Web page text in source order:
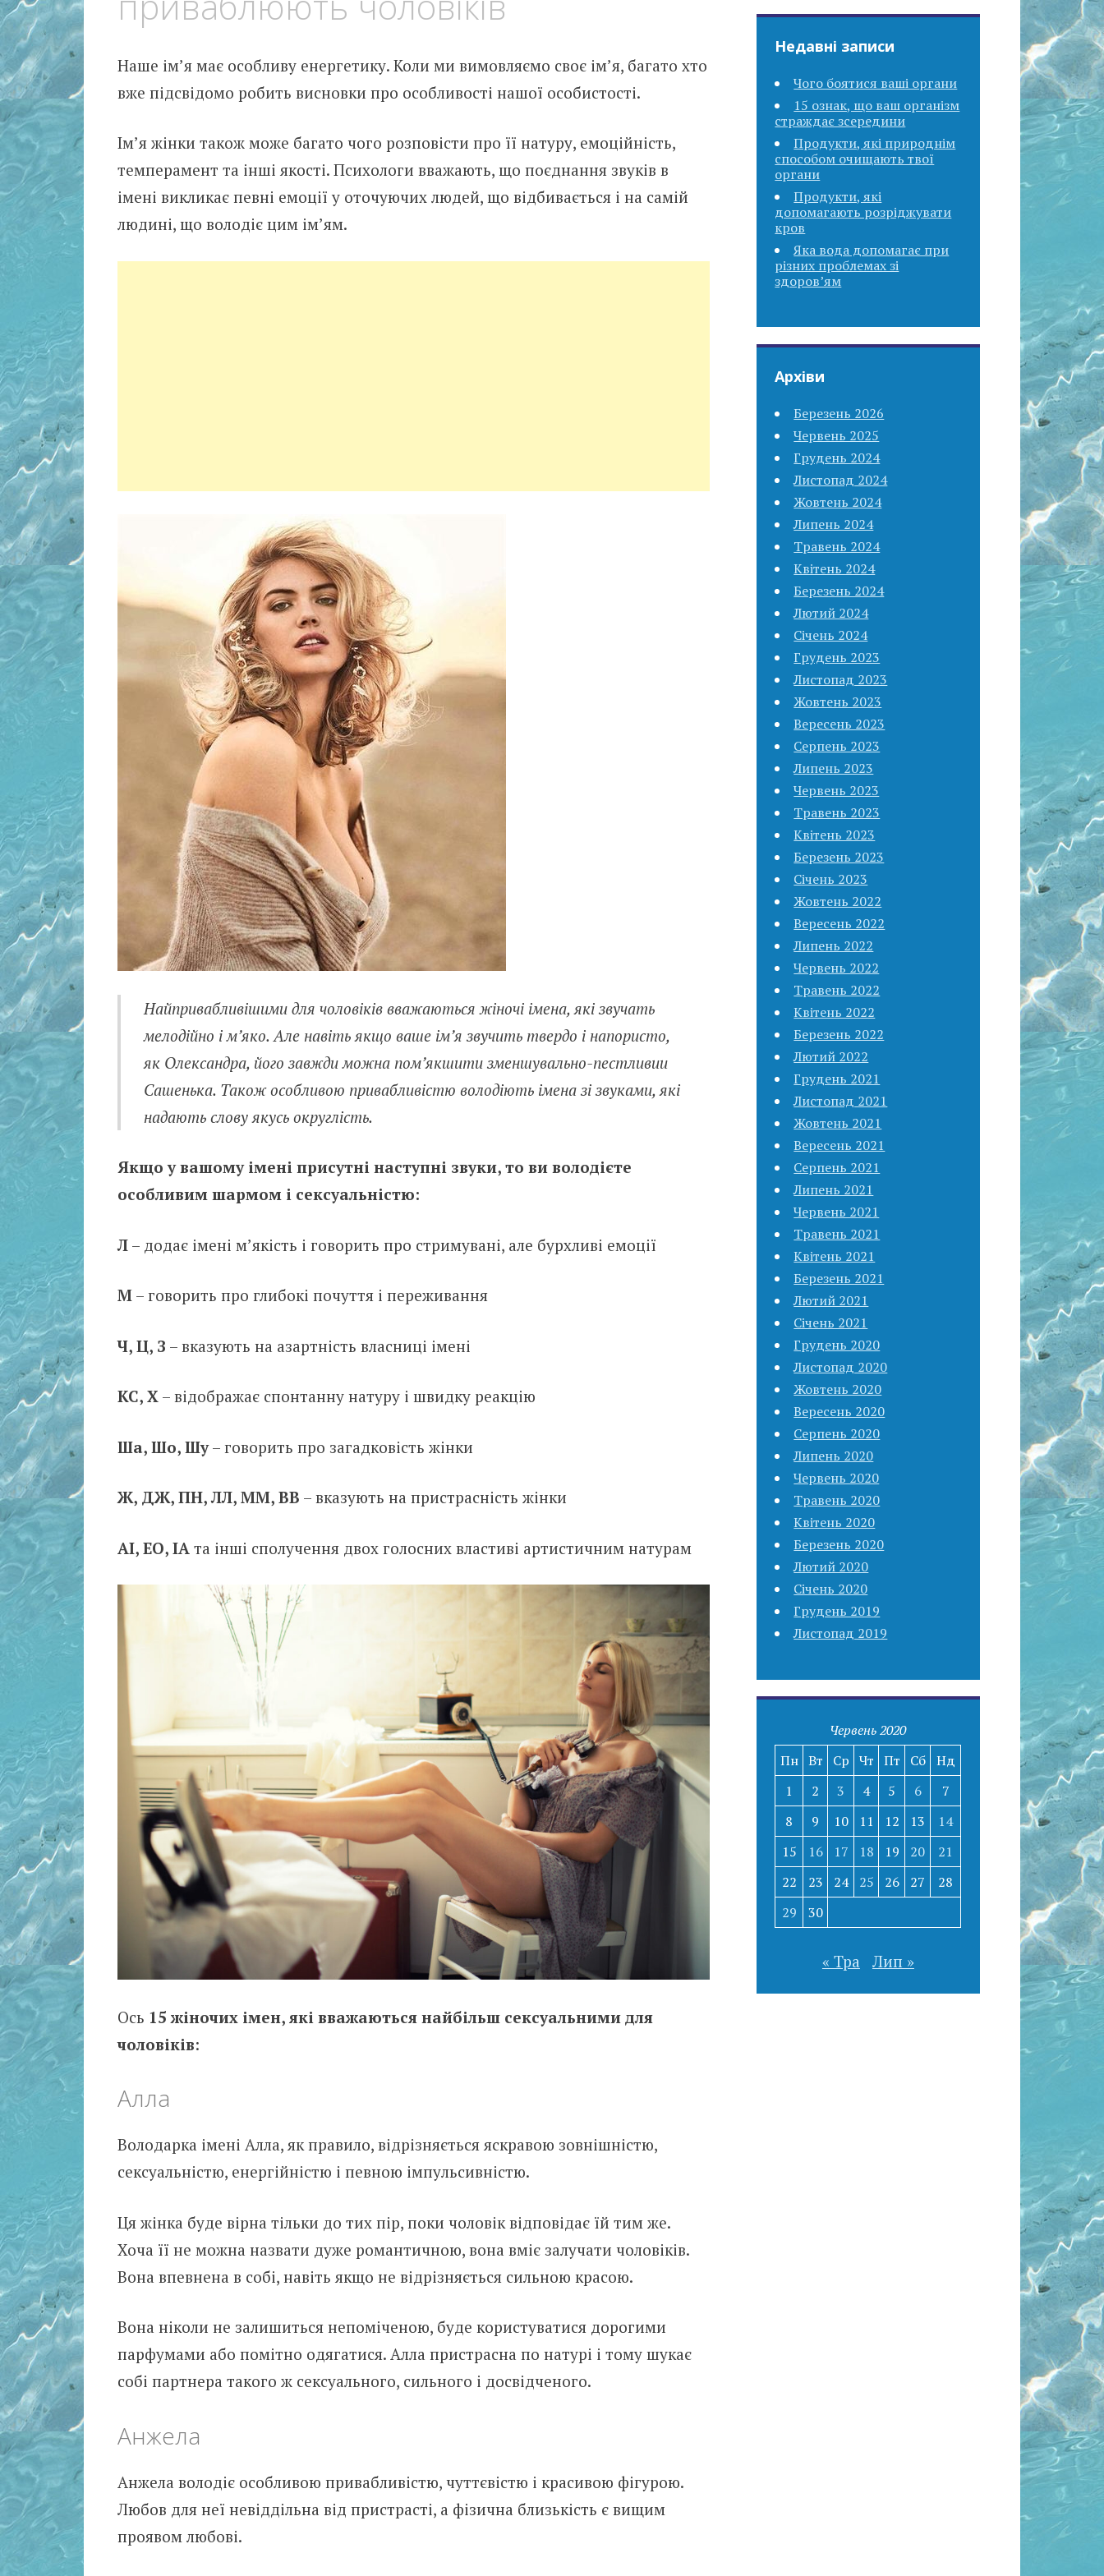
Наше ім’я має особливу енергетику. Коли ми вимовляємо своє ім’я, багато хто
вже підсвідомо робить висновки про особливості нашої особистості.
Ім’я жінки також може багато чого розповісти про її натуру, емоційність,
темперамент та інші якості. Психологи вважають, що поєднання звуків в
імені викликає певні емоції у оточуючих людей, що відбивається і на самій
людині, що володіє цим ім’ям.
Найпривабливішими для чоловіків вважаються жіночі імена, які звучать
мелодійно і м’яко. Але навіть якщо ваше ім’я звучить твердо і напористо,
як Олександра, його завжди можна пом’якшити зменшувально-пестливии
Сашенька. Також особливою привабливістю володіють імена зі звуками, які
надають слову якусь округлість.
Якщо у вашому імені присутні наступні звуки, то ви володієте
особливим шармом і сексуальністю:
Л– додає імені м’якість і говорить про стримувані, але бурхливі емоції
М– говорить про глибокі почуття і переживання
Ч, Ц, З – вказують на азартність власниці імені
КС, Х– відображає спонтанну натуру і швидку реакцію
Ша, Шо, Шу– говорить про загадковість жінки
Ж, ДЖ, ПН, ЛЛ, ММ, ВВ – вказують на пристрасність жінки
АІ, ЕО, ІА та інші сполучення двох голосних властиві артистичним натурам
Ось 15 жіночих імен, які вважаються найбільш сексуальними для
чоловіків:
Алла
Володарка імені Алла, як правило, відрізняється яскравою зовнішністю,
сексуальністю, енергійністю і певною імпульсивністю.
Ця жінка буде вірна тільки до тих пір, поки чоловік відповідає їй тим же.
Хоча її не можна назвати дуже романтичною, вона вміє залучати чоловіків.
Вона впевнена в собі, навіть якщо не відрізняється сильною красою.
Вона ніколи не залишиться непоміченою, буде користуватися дорогими
парфумами або помітно одягатися. Алла пристрасна по натурі і тому шукає
собі партнера такого ж сексуального, сильного і досвідченого.
Анжела
Анжела володіє особливою привабливістю, чуттєвістю і красивою фігурою.
Любов для неї невіддільна від пристрасті, а фізична близькість є вищим
проявом любові.
Недавні записи
Чого боятися ваші органи
15 ознак, що ваш організм
страждає зсередини
Продукти, які природнім
способом очищають твої
органи
Продукти, які
допомагають розріджувати
кров
Яка вода допомагає при
різних проблемах зі
здоров’ям
Архіви
Березень 2026
Червень 2025
Грудень 2024
Листопад 2024
Жовтень 2024
Липень 2024
Травень 2024
Квітень 2024
Березень 2024
Лютий 2024
Січень 2024
Грудень 2023
Листопад 2023
Жовтень 2023
Вересень 2023
Серпень 2023
Липень 2023
Червень 2023
Травень 2023
Квітень 2023
Березень 2023
Січень 2023
Жовтень 2022
Вересень 2022
Липень 2022
Червень 2022
Травень 2022
Квітень 2022
Березень 2022
Лютий 2022
Грудень 2021
Листопад 2021
Жовтень 2021
Вересень 2021
Серпень 2021
Липень 2021
Червень 2021
Травень 2021
Квітень 2021
Березень 2021
Лютий 2021
Січень 2021
Грудень 2020
Листопад 2020
Жовтень 2020
Вересень 2020
Серпень 2020
Липень 2020
Червень 2020
Травень 2020
Квітень 2020
Березень 2020
Лютий 2020
Січень 2020
Грудень 2019
Листопад 2019
Червень 2020
Пн Вт Ср Чт Пт Сб Нд
1
2 3 4 5 6
7
8
9 10 11 12 13
14
15
16 17 18 19 20
21
22
23 24 25 26 27
28
29
30
« Тра Лип »